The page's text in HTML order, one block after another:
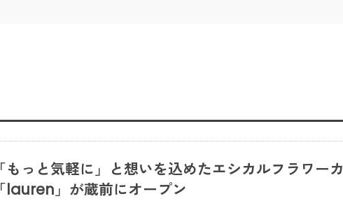
「もっと気軽に」と想いを込めたエシカルフラワー
「lauren」が蔵前にオープン